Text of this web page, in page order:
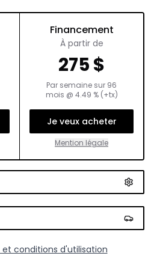
Financement
À partir de
275$
Par semaine sur 96
mois @ 4.49 % (+tx)
Je veux acheter
Mention légale
conditions d'utilisation